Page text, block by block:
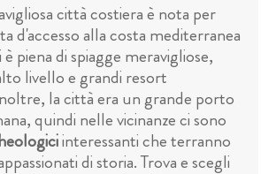
città costiera è nota per
d'accesso alla costa mediterranea
piena di spiagge meravigliose,
livello e grandi resort
la città era un grande porto
quindi nelle vicinanze ci sono
interessanti che terranno
di storia. Trova e scegli